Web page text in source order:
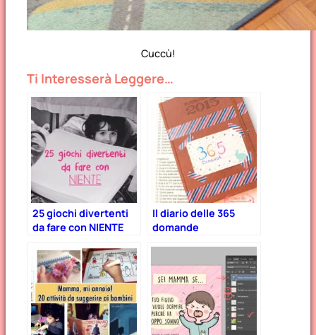
Cuccù!
Ti Interesserà Leggere…
25 giochi divertenti
da fare con NIENTE
Il diario delle 365
domande